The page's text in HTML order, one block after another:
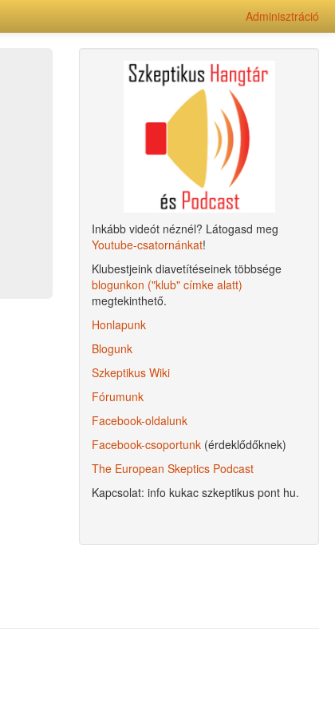
Adminisztráció
Inkább videót néznél? Látogasd meg
Youtube-csatornánkat!
Klubestjeink diavetítéseinek többsége
blogunkon ("klub" címke alatt)
megtekinthető.
Honlapunk
Blogunk
Szkeptikus Wiki
Fórumunk
Facebook-oldalunk
Facebook-csoportunk (érdeklődőknek)
The European Skeptics Podcast
Kapcsolat: info kukac szkeptikus pont hu.